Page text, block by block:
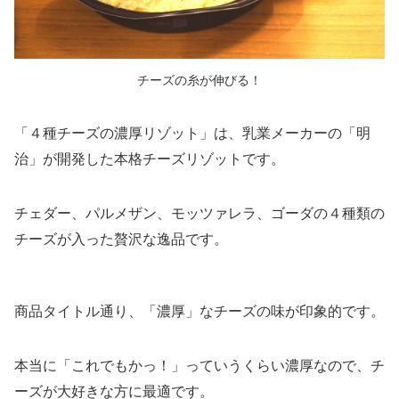
チーズの糸が伸びる！
「４種チーズの濃厚リゾット」は、乳業メーカーの「明
治」が開発した本格チーズリゾットです。
チェダー、パルメザン、モッツァレラ、ゴーダの４種類の
チーズが入った贅沢な逸品です。
商品タイトル通り、「濃厚」なチーズの味が印象的です。
本当に「これでもかっ！」っていうくらい濃厚なので、チ
ーズが大好きな方に最適です。